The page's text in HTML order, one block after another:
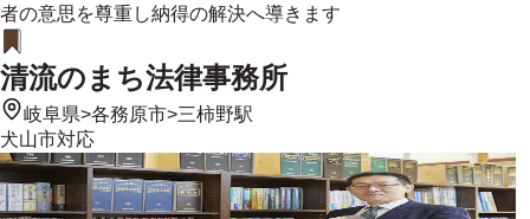
者の意思を尊重し納得の解決へ導きます
清流のまち法律事務所
岐阜県>各務原市>三柿野駅
犬山市対応